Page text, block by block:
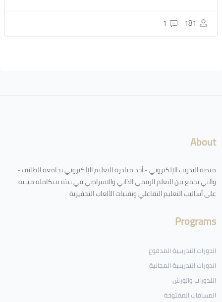
181
1
About
منصة التدريب الإلكتروني - أحد مبادرة التعليم الإلكتروني بجامعة الطائف -
والتي تجمع بين التعلم الرقمي الذاتي والافتراضي في بيئة متكاملة مبنية
على أساليب التعليم التفاعلي وتقنيات الألعاب التحفيزية
Programs
الدورات التدريبية المدفوع
الدورات التدريبية المجانية
الندورات والورش
المساقات المفتوحة